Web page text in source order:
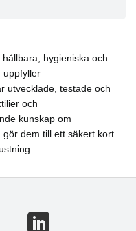
hygieniska och
uppfyller
utvecklade, testade och
och
kunskap om
dem till ett säkert kort